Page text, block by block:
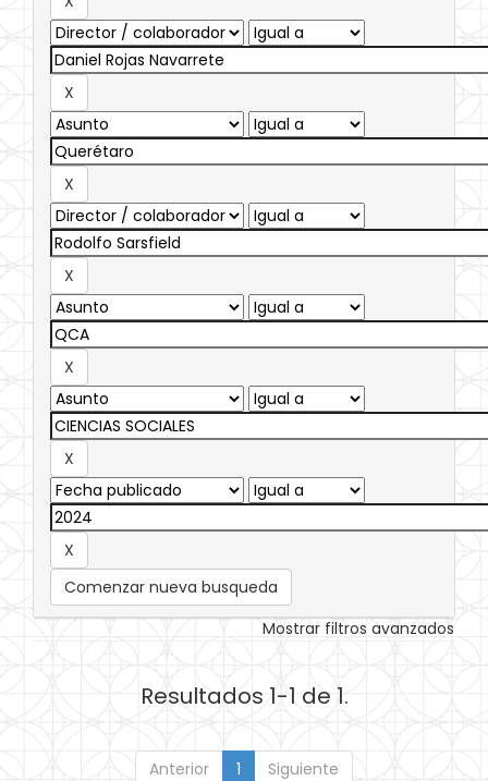
Comenzar nueva busqueda
Mostrar filtros avanzados
Resultados 1-1 de 1.
Anterior 1 Siguiente